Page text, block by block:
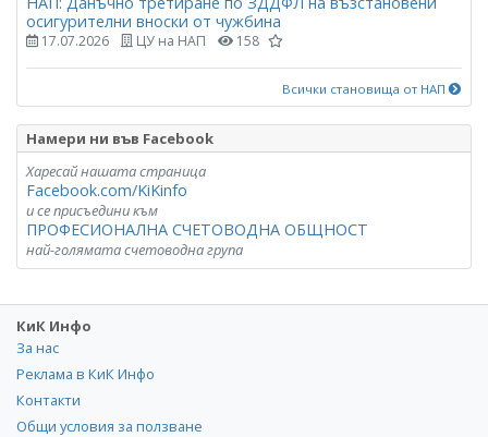
осигурителни вноски от чужбина
17.07.2026 ЦУ на НАП 158
Всички становища от НАП
Намери ни във Facebook
Харесай нашата страница
Facebook.com/KiKinfo
и се присъедини към
ПРОФЕСИОНАЛНА СЧЕТОВОДНА ОБЩНОСТ
най-голямата счетоводна група
КиК Инфо
За нас
Реклама в КиК Инфо
Контакти
Общи условия за ползване